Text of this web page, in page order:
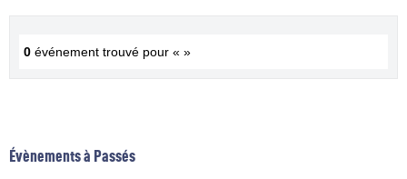
0 événement trouvé pour « »
Évènements à Passés